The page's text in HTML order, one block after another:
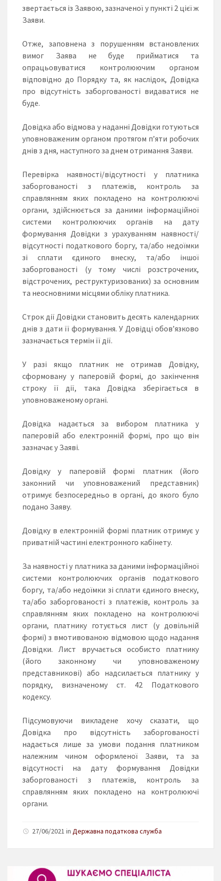
звертається із Заявою, зазначеної у пункті 2 цієї ж
Заяви.
Отже, заповнена з порушенням встановлених
вимог Заява не буде прийматися та
опрацьовуватися контролюючим органом
відповідно до Порядку та, як наслідок, Довідка
про відсутність заборгованості видаватися не
буде.
Довідка або відмова у наданні Довідки готуються
уповноваженим органом протягом п’яти робочих
днів з дня, наступного за днем отримання Заяви.
Перевірка наявності/відсутності у платника
заборгованості з платежів, контроль за
справлянням яких покладено на контролюючі
органи, здійснюється за даними інформаційної
системи контролюючих органів на дату
формування Довідки з урахуванням наявності/
відсутності податкового боргу, та/або недоїмки
зі сплати єдиного внеску, та/або іншої
заборгованості (у тому числі розстрочених,
відстрочених, реструктуризованих) за основним
та неосновними місцями обліку платника.
Строк дії Довідки становить десять календарних
днів з дати її формування. У Довідці обов’язково
зазначається термін її дії.
У разі якщо платник не отримав Довідку,
сформовану у паперовій формі, до закінчення
строку її дії, така Довідка зберігається в
уповноваженому органі.
Довідка надається за вибором платника у
паперовій або електронній формі, про що він
зазначає у Заяві.
Довідку у паперовій формі платник (його
законний чи уповноважений представник)
отримує безпосередньо в органі, до якого було
подано Заяву.
Довідку в електронній формі платник отримує у
приватній частині електронного кабінету.
За наявності у платника за даними інформаційної
системи контролюючих органів податкового
боргу, та/або недоїмки зі сплати єдиного внеску,
та/або заборгованості з платежів, контроль за
справлянням яких покладено на контролюючі
органи, платнику готується лист (у довільній
формі) з вмотивованою відмовою щодо надання
Довідки. Лист вручається особисто платнику
(його законному чи уповноваженому
представникові) або надсилається платнику у
порядку, визначеному ст. 42 Податкового
кодексу.
Підсумовуючи викладене хочу сказати, що
Довідка про відсутність заборгованості
надається лише за умови подання платником
належним чином оформленої Заяви, та за
відсутності на дату формування Довідки
заборгованості з платежів, контроль за
справлянням яких покладено на контролюючі
органи.
27/06/2021 in Державна податкова служба